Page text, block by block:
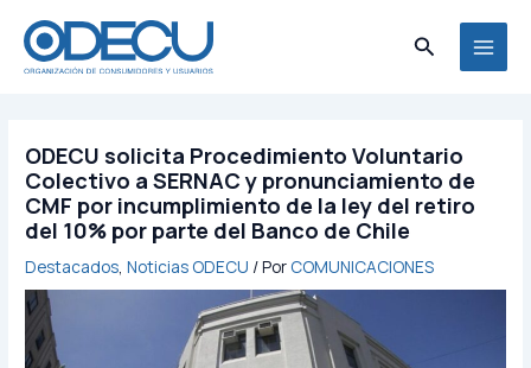
contenido
Buscar
ODECU solicita Procedimiento Voluntario
Colectivo a SERNAC y pronunciamiento de
CMF por incumplimiento de la ley del retiro
del 10% por parte del Banco de Chile
Destacados,Noticias ODECU / Por COMUNICACIONES